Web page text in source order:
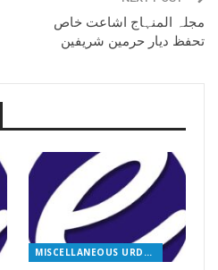
مجلہ المنہاج اشاعت خاص
تحفظ دیار حرمین شریفین
MISCELLANEOUS URDU BOOKS